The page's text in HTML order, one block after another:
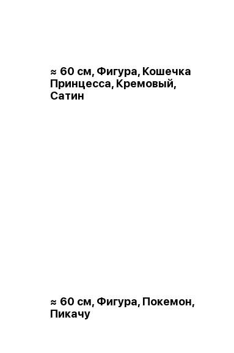
≈ 60 см, Фигура, Кошечка
Принцесса, Кремовый,
Сатин
≈ 60 см, Фигура, Покемон,
Пикачу